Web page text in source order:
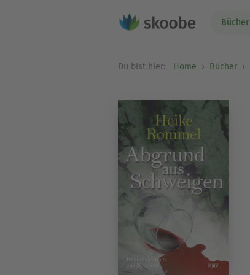
Bücher
Du bist hier: Home Bücher